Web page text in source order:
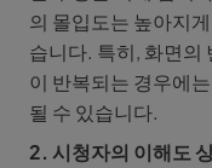
의 몰입도는 높아지
습니다. 특히, 화면의
이 반복되는 경우에
될 수 있습니다.
2. 시청자의 이해도